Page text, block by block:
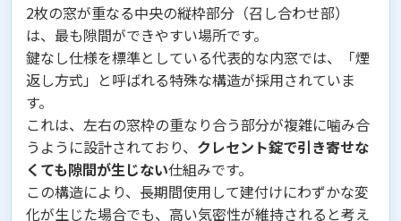
2枚の窓が重なる中央の縦枠部分（召し合わせ部）
は、最も隙間ができやすい場所です。
鍵なし仕様を標準としている代表的な内窓では、「煙
返し方式」と呼ばれる特殊な構造が採用されていま
す。
これは、左右の窓枠の重なり合う部分が複雑に噛み合
うように設計されており、 クレセント錠で引き寄せな
くても隙間が生じない仕組みです。
この構造により、長期間使用して建付けにわずかな変
化が生じた場合でも、高い気密性が維持されると考え